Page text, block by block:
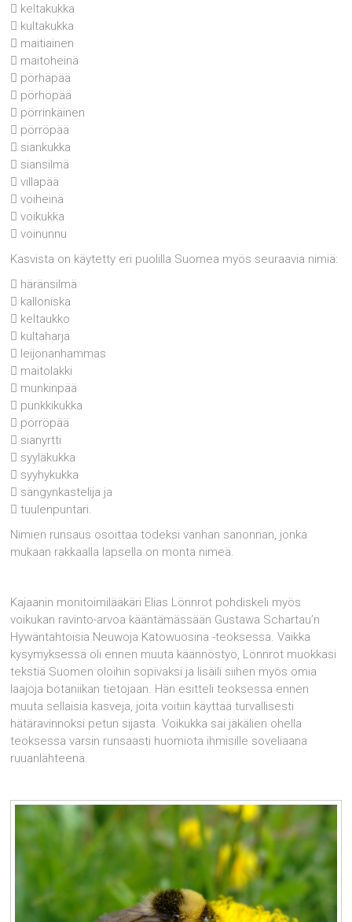
 keltakukka
 kultakukka
 maitiainen
 maitoheinä
 pörhäpää
 pörhöpää
 pörrinkäinen
 pörröpää
 siankukka
 siansilmä
 villapää
 voiheinä
 voikukka
 voinunnu
Kasvista on käytetty eri puolilla Suomea myös seuraavia nimiä:
 häränsilmä
 kalloniska
 keltaukko
 kultaharja
 leijonanhammas
 maitolakki
 munkinpää
 punkkikukka
 pörröpää
 sianyrtti
 syyläkukka
 syyhykukka
 sängynkastelija ja
 tuulenpuntari.
Nimien runsaus osoittaa todeksi vanhan sanonnan, jonka
mukaan rakkaalla lapsella on monta nimeä.
Kajaanin monitoimilääkäri Elias Lönnrot pohdiskeli myös
voikukan ravinto-arvoa kääntämässään Gustawa Schartau’n
Hywäntahtoisia Neuwoja Katowuosina -teoksessa. Vaikka
kysymyksessä oli ennen muuta käännöstyö, Lönnrot muokkasi
tekstiä Suomen oloihin sopivaksi ja lisäili siihen myös omia
laajoja botaniikan tietojaan. Hän esitteli teoksessa ennen
muuta sellaisia kasveja, joita voitiin käyttää turvallisesti
hätäravinnoksi petun sijasta. Voikukka sai jäkälien ohella
teoksessa varsin runsaasti huomiota ihmisille soveliaana
ruuanlähteenä.